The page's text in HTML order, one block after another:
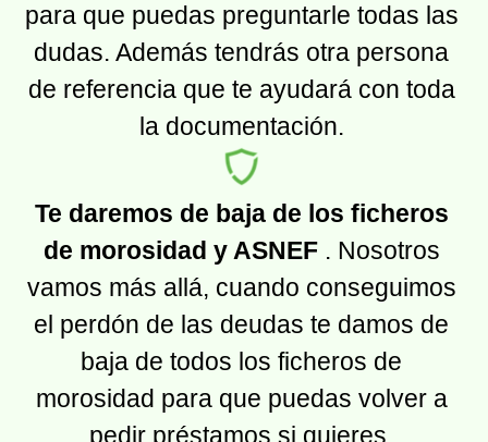
para que puedas preguntarle todas las
dudas. Además tendrás otra persona
de referencia que te ayudará con toda
la documentación.
Te daremos de baja de los ficheros
de morosidad y ASNEF . Nosotros
vamos más allá, cuando conseguimos
el perdón de las deudas te damos de
baja de todos los ficheros de
morosidad para que puedas volver a
pedir préstamos si quieres.